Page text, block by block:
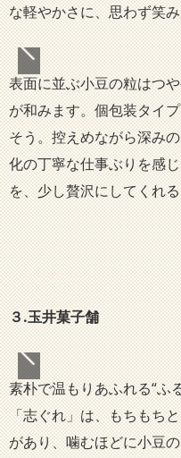
な軽やかさに、思わず笑み
表面に並ぶ小豆の粒はつ
が和みます。個包装タイ
そう。控えめながら深み
化の丁寧な仕事ぶりを感
を、少し贅沢にしてくれ
３.玉井菓子舗
素朴で温もりあふれる“ふ
「志ぐれ」は、もちもち
があり、噛むほどに小豆